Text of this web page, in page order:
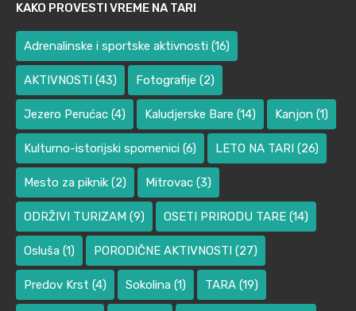
KAKO PROVESTI VREME NA TARI
Adrenalinske i sportske aktivnosti (16)
AKTIVNOSTI (43) Fotografije (2)
Jezero Perućac (4) Kaludjerske Bare (14) Kanjon (1)
Kulturno-istorijski spomenici (6) LETO NA TARI (26)
Mesto za piknik (2) Mitrovac (3)
ODRŽIVI TURIZAM (9) OSETI PRIRODU TARE (14)
Osluša (1) PORODIČNE AKTIVNOSTI (27)
Predov Krst (4) Sokolina (1) TARA (19)